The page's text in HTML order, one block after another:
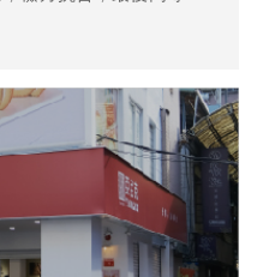
事實，更裁羈押禁見。